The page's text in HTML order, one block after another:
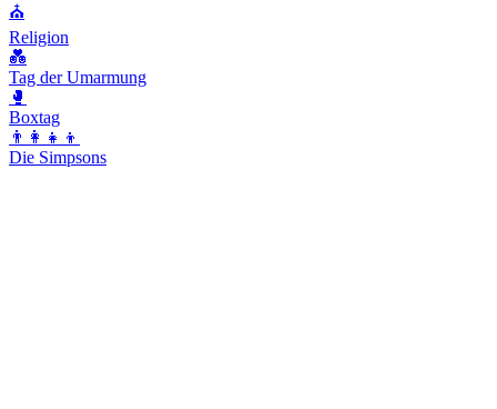
⛪️
Religion
💑
Tag der Umarmung
🥊
Boxtag
👨‍👩‍👧‍👦
Die Simpsons